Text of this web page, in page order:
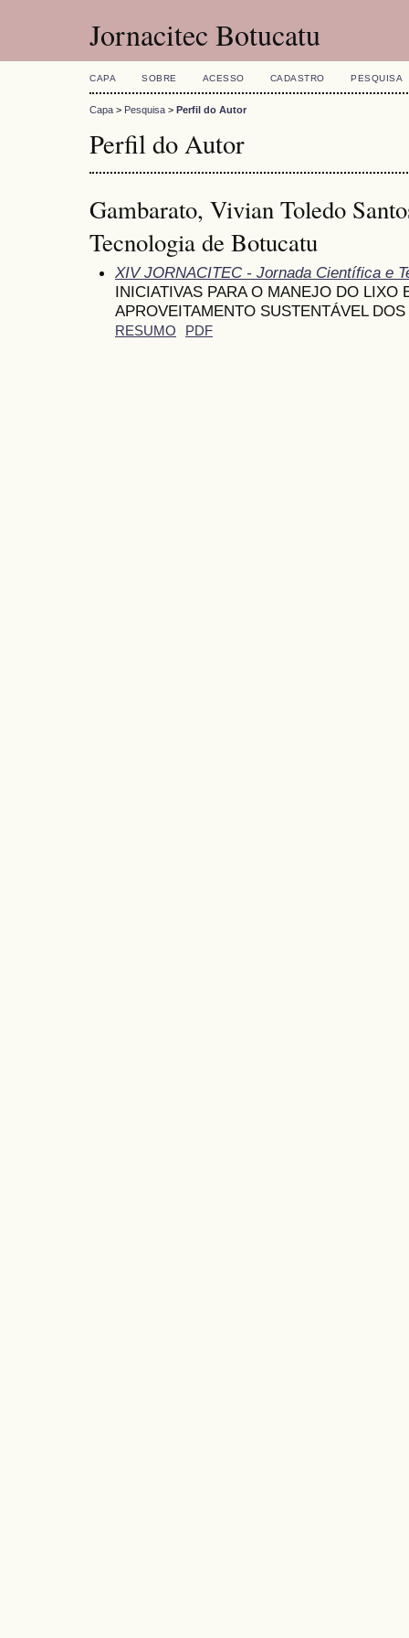
Jornacitec Botucatu
CAPA SOBRE ACESSO CADASTRO PESQUISA
Capa > Pesquisa > Perfil do Autor
Perfil do Autor
Gambarato, Vivian Toledo
Tecnologia de Botucatu
XIV JORNACITEC - Jornada Científica e
INICIATIVAS PARA O MANEJO DO LIXO
APROVEITAMENTO SUSTENTÁVEL
RESUMO PDF